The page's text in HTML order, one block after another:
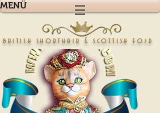
MENÜ
british shorthair & scottish fold